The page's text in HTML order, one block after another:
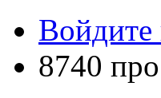
Войдите
8740